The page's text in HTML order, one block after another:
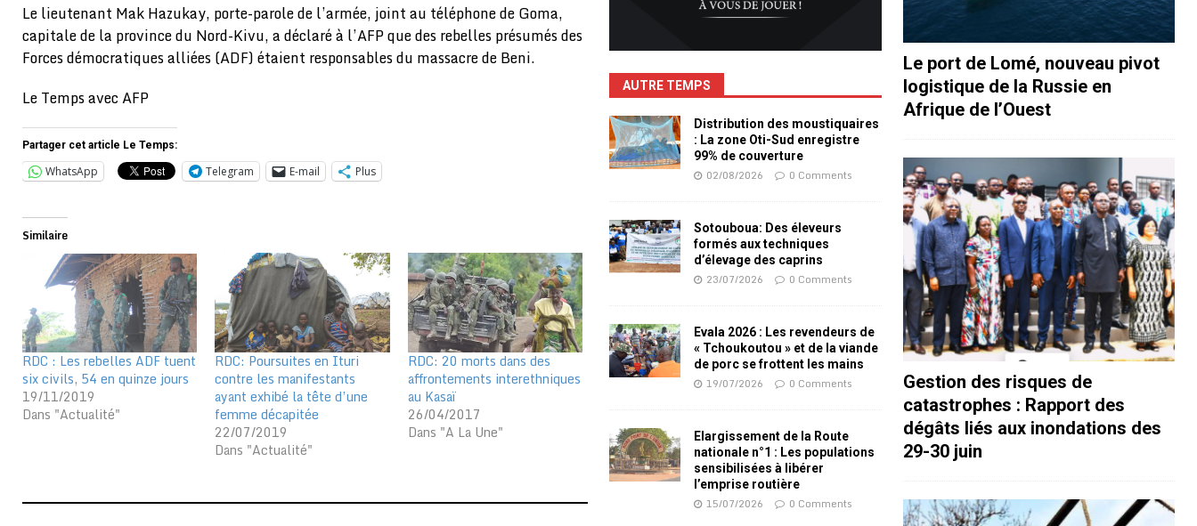
Le lieutenant Mak Hazukay, porte-parole de l’armée, joint au téléphone de Goma,
capitale de la province du Nord-Kivu, a déclaré à l’AFP que des rebelles présumés des
Forces démocratiques alliées (ADF) étaient responsables du massacre de Beni.
Le Temps avec AFP
Partager cet article Le Temps:
WhatsApp Telegram E-mail Plus
Similaire
RDC : Les rebelles ADF tuent
six civils, 54 en quinze jours
19/11/2019
Dans "Actualité"
RDC: Poursuites en Ituri
contre les manifestants
ayant exhibé la tête d’une
femme décapitée
22/07/2019
Dans "Actualité"
RDC: 20 morts dans des
affrontements interethniques
au Kasaï
26/04/2017
Dans "A La Une"
AUTRE TEMPS
Distribution des moustiquaires
: La zone Oti-Sud enregistre
99% de couverture
02/08/2026 0 Comments
Sotouboua: Des éleveurs
formés aux techniques
d’élevage des caprins
23/07/2026 0 Comments
Evala 2026 : Les revendeurs de
« Tchoukoutou » et de la viande
de porc se frottent les mains
19/07/2026 0 Comments
Elargissement de la Route
nationale n°1 : Les populations
sensibilisées à libérer
l’emprise routière
15/07/2026 0 Comments
Le port de Lomé, nouveau pivot
logistique de la Russie en
Afrique de l’Ouest
Gestion des risques de
catastrophes : Rapport des
dégâts liés aux inondations des
29-30 juin